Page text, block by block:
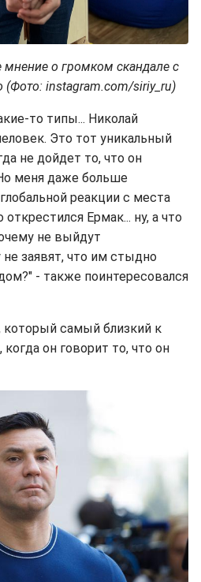
о громком скандале с
(Фото: instagram.com/siriy_ru)
то типы... Николай
Это тот уникальный
не дойдет то, что он
меня даже больше
реакции с места
Ермак... ну, а что
не выйдут
заявят, что им стыдно
- также поинтересовался
который самый близкий к
он говорит то, что он